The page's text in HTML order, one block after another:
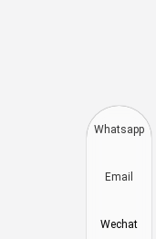
Whatsapp
Email
Wechat